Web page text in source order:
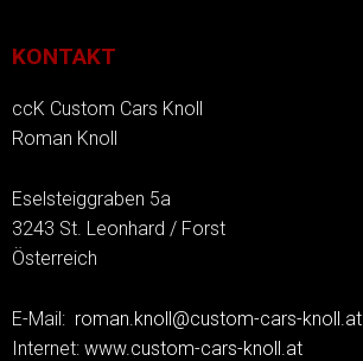
KONTAKT
ccK Custom Cars Knoll
Roman Knoll
Eselsteiggraben 5a
3243 St. Leonhard / Forst
Österreich
E-Mail: roman.knoll@custom-cars-knoll.at
Internet: www.custom-cars-knoll.at